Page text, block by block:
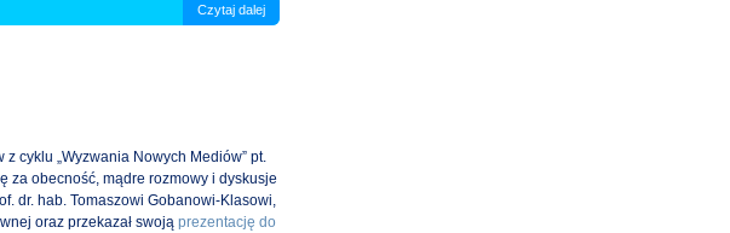
Czytaj dalej
cyklu „Wyzwania Nowych Mediów” pt.
za obecność, mądre rozmowy i dyskusje
dr. hab. Tomaszowi Gobanowi-Klasowi,
oraz przekazał swoją prezentację do